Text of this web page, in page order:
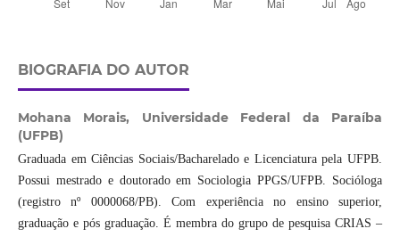
BIOGRAFIA DO AUTOR
Mohana Morais, Universidade Federal da Paraíba
(UFPB)
Graduada em Ciências Sociais/Bacharelado e Licenciatura pela UFPB.
Possui mestrado e doutorado em Sociologia PPGS/UFPB. Socióloga
(registro nº 0000068/PB). Com experiência no ensino superior,
graduação e pós graduação. É membra do grupo de pesquisa CRIAS –